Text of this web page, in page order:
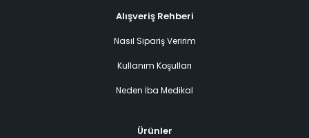
Alışveriş Rehberi
Nasıl Sipariş Veririm
Kullanım Koşulları
Neden İba Medikal
Ürünler